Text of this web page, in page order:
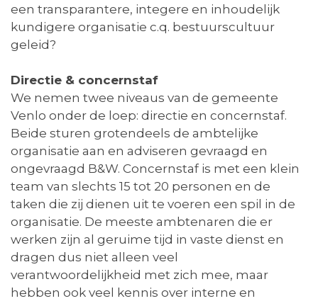
een transparantere, integere en inhoudelijk
kundigere organisatie c.q. bestuurscultuur
geleid?
Directie & concernstaf
We nemen twee niveaus van de gemeente
Venlo onder de loep: directie en concernstaf.
Beide sturen grotendeels de ambtelijke
organisatie aan en adviseren gevraagd en
ongevraagd B&W. Concernstaf is met een klein
team van slechts 15 tot 20 personen en de
taken die zij dienen uit te voeren een spil in de
organisatie. De meeste ambtenaren die er
werken zijn al geruime tijd in vaste dienst en
dragen dus niet alleen veel
verantwoordelijkheid met zich mee, maar
hebben ook veel kennis over interne en